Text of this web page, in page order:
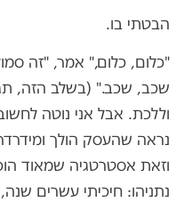
הבטתי בו.
"כלום, כלום," אמר, "זה
שכב, שכב." (בשלב הזה,
וללכת. אבל אני נוטה
נראה שהעסק הולך
וזאת אסטרטגיה שמאוד
נתניהו: חיכיתי עשרים